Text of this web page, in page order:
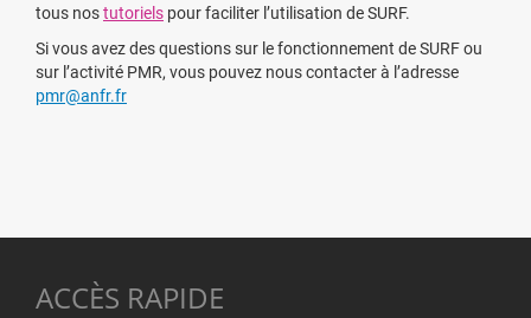
tous nostutoriels pour faciliter l’utilisation de SURF.
Si vous avez des questions sur le fonctionnement de SURF ou
sur l’activité PMR, vous pouvez nous contacter à l’adresse
pmr@anfr.fr
ACCÈS RAPIDE